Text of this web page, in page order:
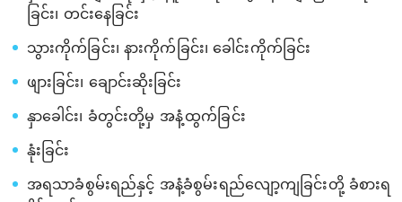
ခြင်း၊ တင်းနေခြင်း
သွားကိုက်ခြင်း၊ နားကိုက်ခြင်း၊ ခေါင်းကိုက်ခြင်း
ဖျားခြင်း၊ ချောင်းဆိုးခြင်း
နှာခေါင်း၊ ခံတွင်းတို့မှ အနံ့ထွက်ခြင်း
နုံးခြင်း
အရသာခံစွမ်းရည်နှင့် အနံ့ခံစွမ်းရည်လျော့ကျခြင်းတို့ ခံစားရ